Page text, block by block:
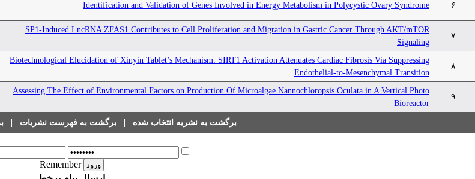
۶ Identification and Validation of Genes Involved in Energy Metabolism in Polycystic Ovary Syndrome
۷
SP1-Induced LncRNA ZFAS1 Contributes to Cell Proliferation and Migration in Gastric Cancer Through AKT/mTOR
Signaling
۸
Biotechnological Elucidation of Xinyin Tablet’s Mechanism: SIRT1 Activation Attenuates Cardiac Fibrosis Via Suppressing
Endothelial-to-Mesenchymal Transition
۹
Assessing The Effect of Environmental Factors on Production Of Microalgae Nannochloropsis Oculata in A Vertical Photo
Bioreactor
برگشت به نشریه انتخاب شده |برگشت به فهرست نشریات |
Remember